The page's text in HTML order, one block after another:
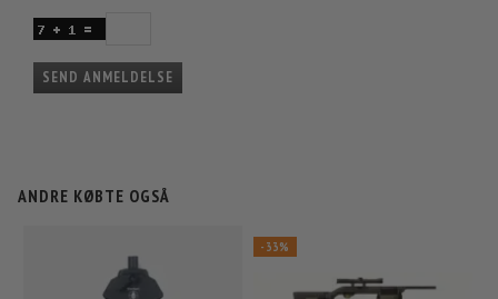
SEND ANMELDELSE
ANDRE KØBTE OGSÅ
-33%